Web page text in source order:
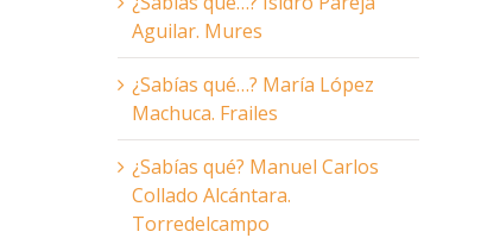
Aguilar. Mures
¿Sabías qué…? María López
Machuca. Frailes
¿Sabías qué? Manuel Carlos
Collado Alcántara.
Torredelcampo